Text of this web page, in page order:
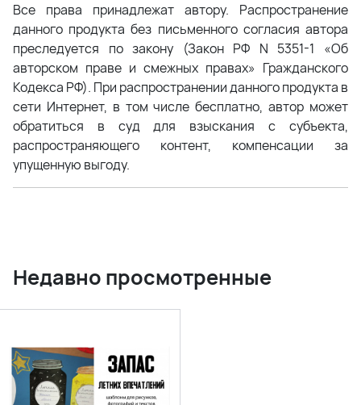
Все права принадлежат автору. Распространение
данного продукта без письменного согласия автора
преследуется по закону (Закон РФ N 5351-1 «Об
авторском праве и смежных правах» Гражданского
Кодекса РФ). При распространении данного продукта в
сети Интернет, в том числе бесплатно, автор может
обратиться в суд для взыскания с субъекта,
распространяющего контент, компенсации за
упущенную выгоду.
Недавно просмотренные